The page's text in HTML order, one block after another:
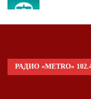
РАДИО «METRO»